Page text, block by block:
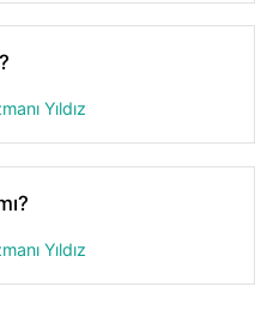
Yıldız
Yıldız